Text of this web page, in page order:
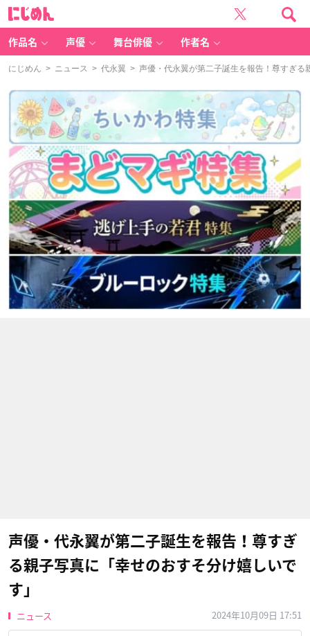
作品名 声優 舞台俳優 作者名
にじめん > ニュース > 代永翼 > 声優・代永翼が第二子誕生を報告！尊すぎる
声優・代永翼が第二子誕生を報告！尊すぎ
る親子写真に「幸せのおすそ分け嬉しいで
す」
ニュース 2024年10月09日 17:51